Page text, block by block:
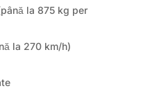
la 875 kg per
la 270 km/h)